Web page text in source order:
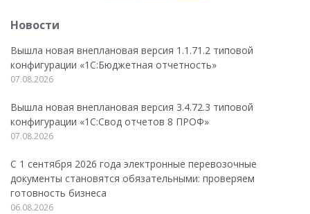
Новости
Вышла новая внеплановая версия 1.1.71.2 типовой
конфигурации «1C:Бюджетная отчетность»
07.08.2026
Вышла новая внеплановая версия 3.4.72.3 типовой
конфигурации «1C:Свод отчетов 8 ПРОФ»
07.08.2026
С 1 сентября 2026 года электронные перевозочные
документы становятся обязательными: проверяем
готовность бизнеса
06.08.2026